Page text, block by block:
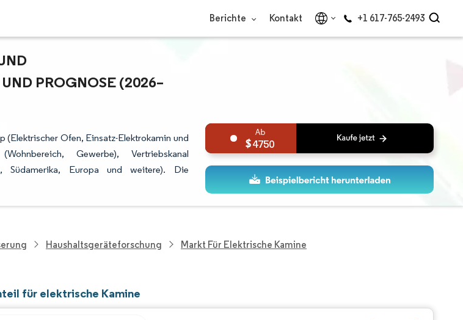
Berichte Kontakt +1 617-765-2493
M
PROGNOSE (2026–2
(Elektrischer Ofen, Einsatz-Elektrokamin und
Gewerbe), Vertriebskanal
Südamerika, Europa und weitere). Die
4750
Haushaltsgeräteforschung Markt Für Elektrische Kamine
für elektrische Kamine